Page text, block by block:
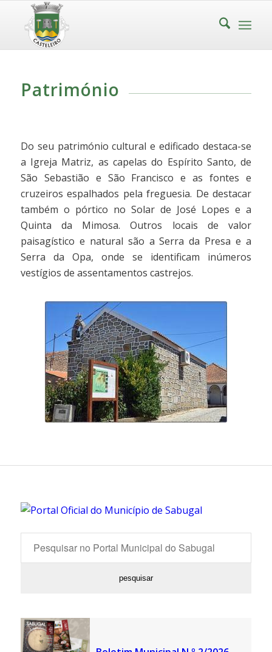
Património
Do seu património cultural e edificado destaca-se
a Igreja Matriz, as capelas do Espírito Santo, de
São Sebastião e São Francisco e as fontes e
cruzeiros espalhados pela freguesia. De destacar
também o pórtico no Solar de José Lopes e a
Quinta da Mimosa. Outros locais de valor
paisagístico e natural são a Serra da Presa e a
Serra da Opa, onde se identificam inúmeros
vestígios de assentamentos castrejos.